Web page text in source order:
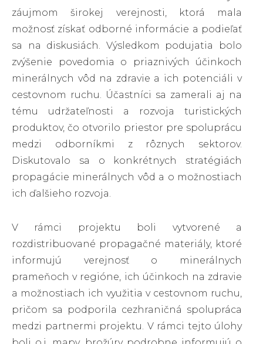
záujmom širokej verejnosti, ktorá mala
možnosť získať odborné informácie a podieľať
sa na diskusiách. Výsledkom podujatia bolo
zvýšenie povedomia o priaznivých účinkoch
minerálnych vôd na zdravie a ich potenciáli v
cestovnom ruchu. Účastníci sa zamerali aj na
tému udržateľnosti a rozvoja turistických
produktov, čo otvorilo priestor pre spoluprácu
medzi odborníkmi z rôznych sektorov.
Diskutovalo sa o konkrétnych stratégiách
propagácie minerálnych vôd a o možnostiach
ich ďalšieho rozvoja.
V rámci projektu boli vytvorené a
rozdistribuované propagačné materiály, ktoré
informujú verejnosť o minerálnych
prameňoch v regióne, ich účinkoch na zdravie
a možnostiach ich využitia v cestovnom ruchu,
pričom sa podporila cezhraničná spolupráca
medzi partnermi projektu. V rámci tejto úlohy